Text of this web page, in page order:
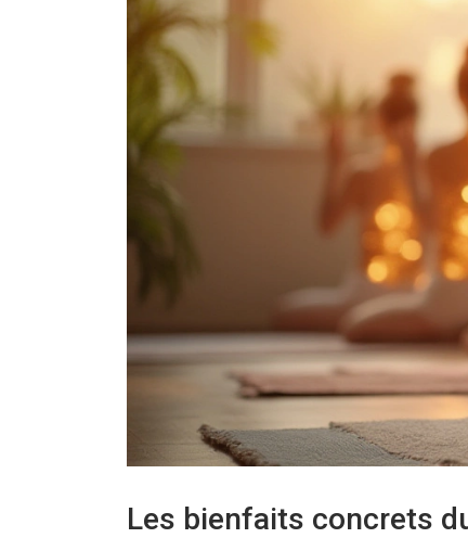
Les bienfaits concrets